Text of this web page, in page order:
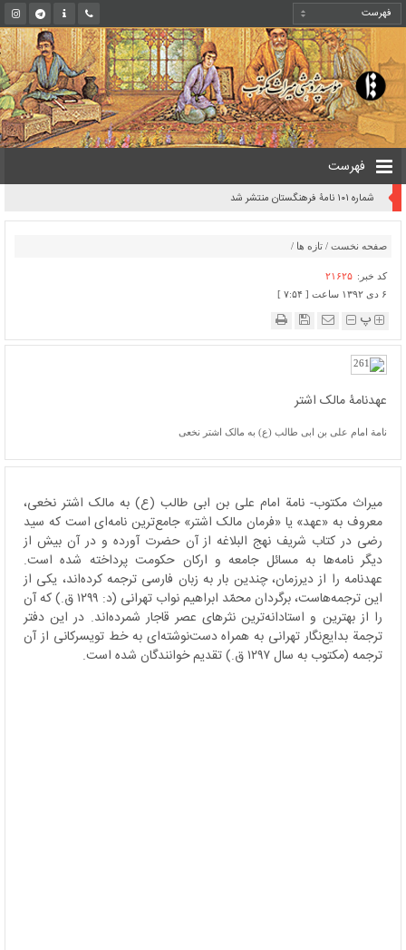
فهرست
شماره ۱۰۱ نامۀ فرهنگستان منتشر شد
صفحه نخست / تازه ها /
کد خبر: ۲۱۶۲۵
۶ دی ۱۳۹۲ ساعت [ ۷:۵۴ ]
پ
عهدنامۀ مالک اشتر
نامة امام علی بن ابی طالب (ع) به مالک اشتر نخعی
میراث مکتوب- نامة امام علی بن ابی طالب (ع) به مالک اشتر نخعی،
معروف به «عهد» یا «فرمان مالک اشتر» جامع‌ترین نامه‌ای است که سید
رضی در کتاب شریف نهج البلاغه از آن حضرت آورده و در آن بیش از
دیگر نامه‌ها به مسائل جامعه و ارکان حکومت پرداخته شده است.
عهدنامه را از دیرزمان، چندین بار به زبان فارسی ترجمه کرده‌اند، یکی از
این ترجمه‌هاست، برگردان محمّد ابراهیم نواب تهرانی (د: ۱۲۹۹ ق.) که آن
را از بهترین و استادانه‌ترین نثرهای عصر قاجار شمرده‌اند. در این دفتر
ترجمة بدایع‌نگار تهرانی به همراه دست‌نوشته‌ای به خط تویسرکانی از آن
ترجمه (مکتوب به سال ۱۲۹۷ ق.) تقدیم خوانندگان شده است.